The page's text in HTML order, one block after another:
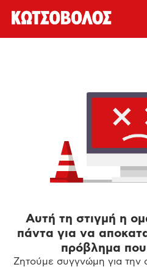
Αυτή τη στιγμή η
πάντα για να
πρόβλημα
Ζητούμε συγγνώμη για την